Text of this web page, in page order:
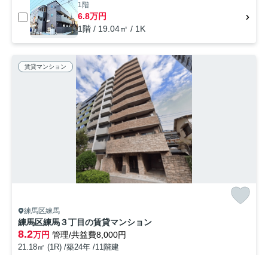
1階
6.8万円
1階 / 19.04㎡ / 1K
賃貸マンション
練馬区練馬
練馬区練馬３丁目の賃貸マンション
8.2万円 管理/共益費8,000円
21.18㎡ (1R) /築24年 /11階建